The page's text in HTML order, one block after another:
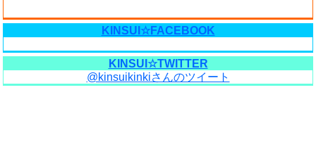
KINSUI☆FACEBOOK
KINSUI☆TWITTER
@kinsuikinkiさんのツイート